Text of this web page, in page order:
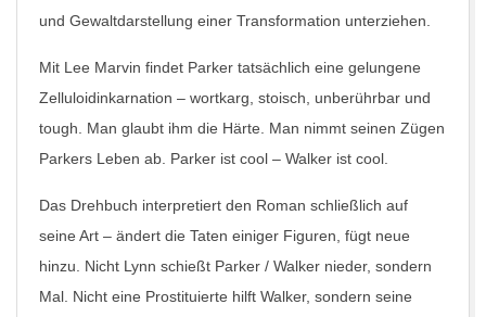
und Gewaltdarstellung einer Transformation unterziehen.
Mit Lee Marvin findet Parker tatsächlich eine gelungene
Zelluloidinkarnation – wortkarg, stoisch, unberührbar und
tough. Man glaubt ihm die Härte. Man nimmt seinen Zügen
Parkers Leben ab. Parker ist cool – Walker ist cool.
Das Drehbuch interpretiert den Roman schließlich auf
seine Art – ändert die Taten einiger Figuren, fügt neue
hinzu. Nicht Lynn schießt Parker / Walker nieder, sondern
Mal. Nicht eine Prostituierte hilft Walker, sondern seine